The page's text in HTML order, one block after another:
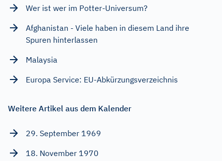
Wer ist wer im Potter-Universum?
Afghanistan - Viele haben in diesem Land ihre
Spuren hinterlassen
Malaysia
Europa Service: EU-Abkürzungsverzeichnis
Weitere Artikel aus dem Kalender
29. September 1969
18. November 1970